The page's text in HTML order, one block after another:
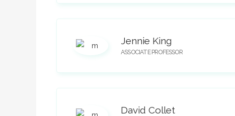
Jennie King
ASSOCIATE PROFESSOR
David Collet